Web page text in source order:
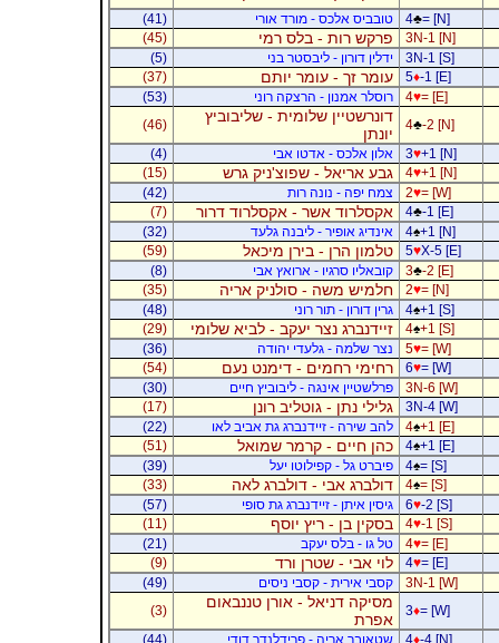
4♣= [N] טובביס אלכס - מורד אורי
(41)
3N-1 [N]
פרקש רות - בלס רמי
(45)
3N-1 [S]
ידלין דורון - ליבסטר בני
(5)
5♦-1 [E] עומר זך - עומר יותם
(37)
4♥= [E] רוסלר אמנון - הרצקה רוני
(53)
4♣-2 [N]
דונרשטיין שלומית - שליבוביץ
יונתן
(46)
3♥+1 [N] אלון אלכס - אדטו אבי
(4)
4♥+1 [N] גבע אריאל - שפוצ'ניק גרש
(15)
2♥= [W] צמח יפה - נונה רות
(42)
4♣-1 [E] אקסלרוד אשר - אקסלרוד דרור
(7)
4♠+1 [N] אינדיג אופיר - ליבנה גלעד
(32)
5♥X-5 [E] טלמון הרן - בירן מיכאל
(59)
3♣-2 [E] קובאליו סרגיו - ארואץ אבי
(8)
2♥= [N] חלמיש משה - סולניק אריה
(35)
4♠+1 [S] גרין דורון - תור רוני
(48)
4♠+1 [S] זיידנברג נצר יעקב - לביא שלומי
(29)
5♥= [W] נצר שלמה - גלעדי יהודה
(36)
6♥= [W] רחימי רחמים - דימנט נעם
(54)
3N-6 [W]
פרלשטיין אינגה - ליבוביץ חיים
(30)
3N-4 [W]
גלילי נתן - גוטליב רונן
(17)
4♠+1 [E] להב שירה - זיידנברג גת אביב לאו
(22)
4♠+1 [E] כהן חיים - קרמר שמואל
(51)
4♠= [S] פיברט גל - קפילוטו יעל
(39)
4♠= [S] דולברג אבי - דולברג לאה
(33)
6♥-2 [S] גיסין איתן - זיידנברג גת סופי
(57)
4♥-1 [S] בסקין בן - ריץ יוסף
(11)
4♥= [E] טל גו - בלס יעקב
(21)
4♥= [E] לוי אבי - שטרן ורד
(9)
3N-1 [W]
קסבי אירית - קסבי ניסים
(49)
3♦= [W]
מסיקה דניאל - אורן טננבאום
אפרת
(3)
4♦-4 [N] שטאובר אריה - פרידלנדר דודי
(44)